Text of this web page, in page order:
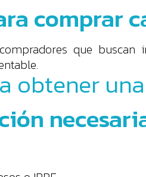
comprar
que
obtener